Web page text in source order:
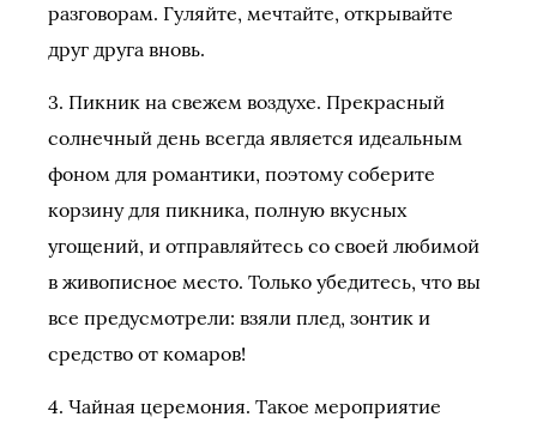
разговорам. Гуляйте, мечтайте, открывайте
друг друга вновь.
3. Пикник на свежем воздухе. Прекрасный
солнечный день всегда является идеальным
фоном для романтики, поэтому соберите
корзину для пикника, полную вкусных
угощений, и отправляйтесь со своей любимой
в живописное место. Только убедитесь, что вы
все предусмотрели: взяли плед, зонтик и
средство от комаров!
4. Чайная церемония. Такое мероприятие